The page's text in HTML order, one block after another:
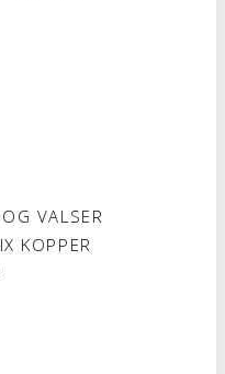
VALSER
KOPPER